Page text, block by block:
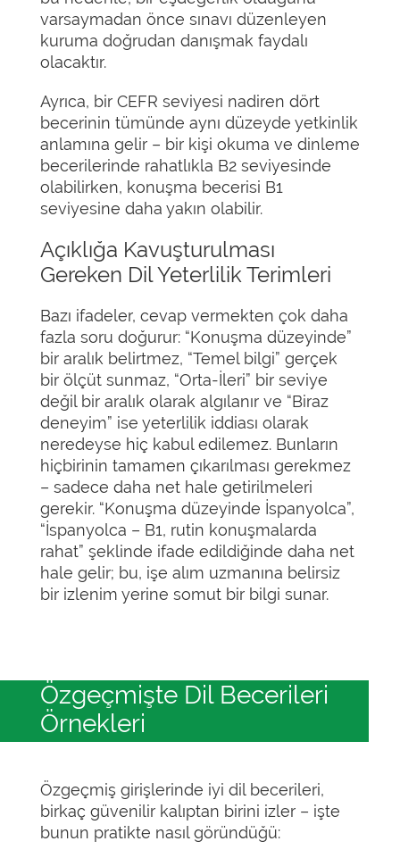
varsaymadan önce sınavı düzenleyen
kuruma doğrudan danışmak faydalı
olacaktır.
Ayrıca, bir CEFR seviyesi nadiren dört
becerinin tümünde aynı düzeyde yetkinlik
anlamına gelir – bir kişi okuma ve dinleme
becerilerinde rahatlıkla B2 seviyesinde
olabilirken, konuşma becerisi B1
seviyesine daha yakın olabilir.
Açıklığa Kavuşturulması
Gereken Dil Yeterlilik Terimleri
Bazı ifadeler, cevap vermekten çok daha
fazla soru doğurur: “Konuşma düzeyinde”
bir aralık belirtmez, “Temel bilgi” gerçek
bir ölçüt sunmaz, “Orta-İleri” bir seviye
değil bir aralık olarak algılanır ve “Biraz
deneyim” ise yeterlilik iddiası olarak
neredeyse hiç kabul edilemez. Bunların
hiçbirinin tamamen çıkarılması gerekmez
– sadece daha net hale getirilmeleri
gerekir. “Konuşma düzeyinde İspanyolca”,
“İspanyolca – B1, rutin konuşmalarda
rahat” şeklinde ifade edildiğinde daha net
hale gelir; bu, işe alım uzmanına belirsiz
bir izlenim yerine somut bir bilgi sunar.
Özgeçmişte Dil Becerileri
Örnekleri
Özgeçmiş girişlerinde iyi dil becerileri,
birkaç güvenilir kalıptan birini izler – işte
bunun pratikte nasıl göründüğü: